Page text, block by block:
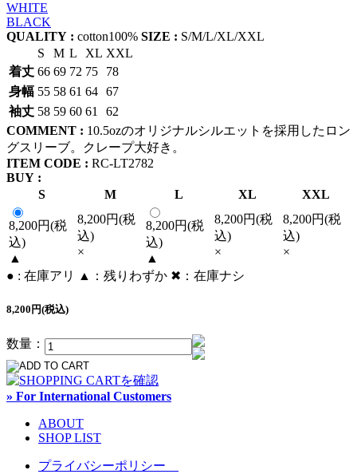
WHITE
BLACK
QUALITY : cotton100% SIZE : S/M/L/XL/XXL
S
M L XL XXL
着丈 66 69 72 75
78
身幅 55 58 61 64 67
袖丈 58 59 60 61
62
COMMENT : 10.5ozのオリジナルシルエットを採用したロン
グスリーブ。クレープ大好き。
ITEM CODE : RC-LT2782
BUY :
S
M L XL XXL
8,200円(税
込)
▲
8,200円(税
込)
×
8,200円(税
込)
▲
8,200円(税
込)
×
8,200円(税
込)
×
● : 在庫アリ ▲：残りわずか ✖︎：在庫ナシ
8,200円(税込)
数量：
» For International Customers
ABOUT
SHOP LIST
プライバシーポリシー